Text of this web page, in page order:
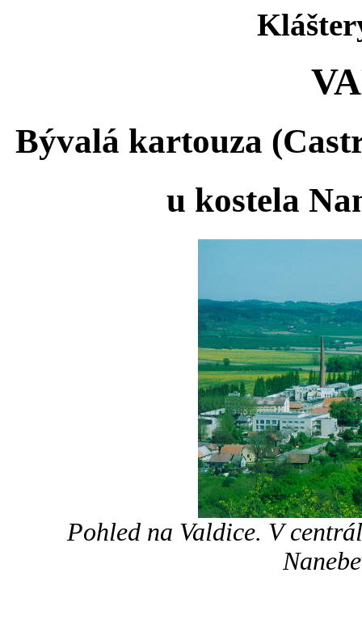
Bývalá kartouza
u kostela
Pohled na Valdice. V